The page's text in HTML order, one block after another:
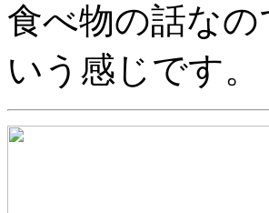
食べ物の話な
いう感じです。